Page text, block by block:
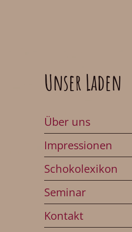
Unser Laden
Über uns
Impressionen
Schokolexikon
Seminar
Kontakt